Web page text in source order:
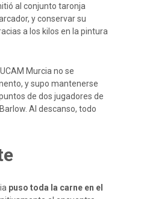
al conjunto taronja
y conservar su
a los kilos en la pintura
Murcia no se
y supo mantenerse
de dos jugadores de
Al descanso, todo
puso toda la carne en el